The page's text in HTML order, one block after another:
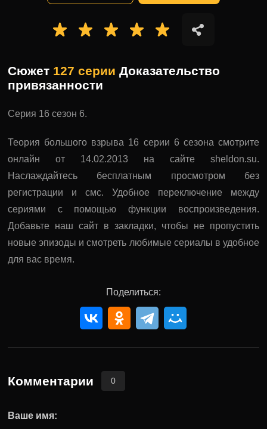
Сюжет 127 серии Доказательство
привязанности
Серия 16 сезон 6.
Теория большого взрыва 16 серии 6 сезона смотрите
онлайн от 14.02.2013 на сайте sheldon.su.
Наслаждайтесь бесплатным просмотром без
регистрации и смс. Удобное переключение между
сериями с помощью функции воспроизведения.
Добавьте наш сайт в закладки, чтобы не пропустить
новые эпизоды и смотреть любимые сериалы в удобное
для вас время.
Поделиться:
Комментарии 0
Ваше имя: